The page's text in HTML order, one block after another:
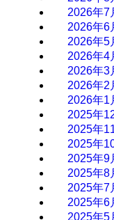
2026年7
2026年6
2026年5
2026年4
2026年3
2026年2
2026年1
2025年
2025年
2025年
2025年9
2025年8
2025年7
2025年6
2025年5